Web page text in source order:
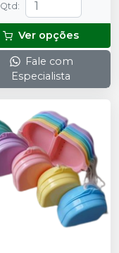
Qtd :
Ver opções
Fale com
Especialista